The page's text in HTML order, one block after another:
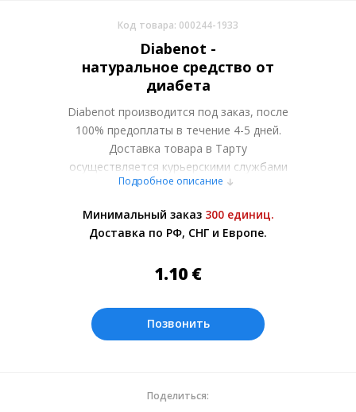
Код товара: 000244-1933
Diabenot -
натуральное средство от
диабета
Diabenot производится под заказ, после
100% предоплаты в течение 4-5 дней.
Доставка товара в Тарту
осуществляется курьерскими службами
или самовывозом со склада в Москве.
менеджером.
Оплата производится в рублях. Цены на
08.08.2026. Текущий курс 10 руб.=
Подробное описание
Минимальный заказ 300 единиц.
Доставка по РФ, СНГ и Европе.
1.10 €
Позвонить
Поделиться: